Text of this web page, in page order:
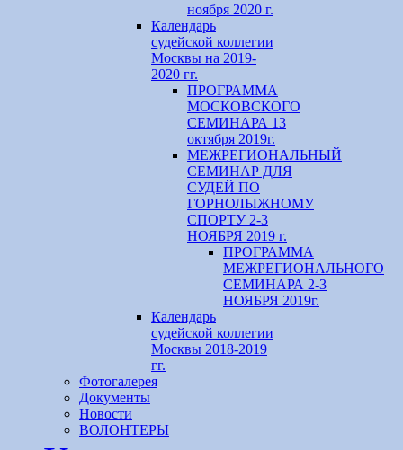
ноября 2020 г.
Календарь
судейской коллегии
Москвы на 2019-
2020 гг.
ПРОГРАММА
МОСКОВСКОГО
СЕМИНАРА 13
октября 2019г.
МЕЖРЕГИОНАЛЬНЫЙ
СЕМИНАР ДЛЯ
СУДЕЙ ПО
ГОРНОЛЫЖНОМУ
СПОРТУ 2-3
НОЯБРЯ 2019 г.
ПРОГРАММА
МЕЖРЕГИОНАЛЬНОГО
СЕМИНАРА 2-3
НОЯБРЯ 2019г.
Календарь
судейской коллегии
Москвы 2018-2019
гг.
Фотогалерея
Документы
Новости
ВОЛОНТЕРЫ